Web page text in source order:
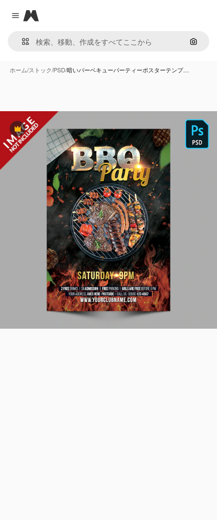
Close menu
Magnific
画像で
ホーム/ストック/PSD/暗いバーベキューパーティーポスターテンプ…
Premium